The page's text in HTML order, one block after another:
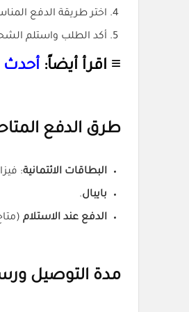
اختر طريقة الدفع
أكد الطلب واستلم
≡ اقرأ أيضاً:
طرق الدفع
البطاقات الائتمانية:
بايبال.
الدفع عند الاستلام
مدة التوصيل